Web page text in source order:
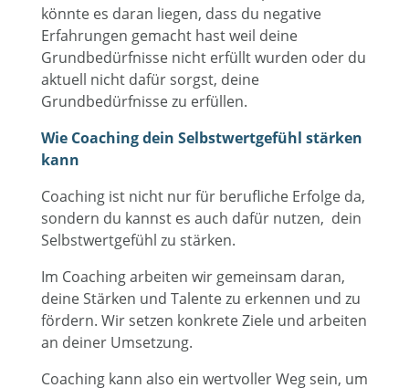
könnte es daran liegen, dass du negative
Erfahrungen gemacht hast weil deine
Grundbedürfnisse nicht erfüllt wurden oder du
aktuell nicht dafür sorgst, deine
Grundbedürfnisse zu erfüllen.
Wie Coaching dein Selbstwertgefühl stärken
kann
Coaching ist nicht nur für berufliche Erfolge da,
sondern du kannst es auch dafür nutzen, dein
Selbstwertgefühl zu stärken.
Im Coaching arbeiten wir gemeinsam daran,
deine Stärken und Talente zu erkennen und zu
fördern. Wir setzen konkrete Ziele und arbeiten
an deiner Umsetzung.
Coaching kann also ein wertvoller Weg sein, um